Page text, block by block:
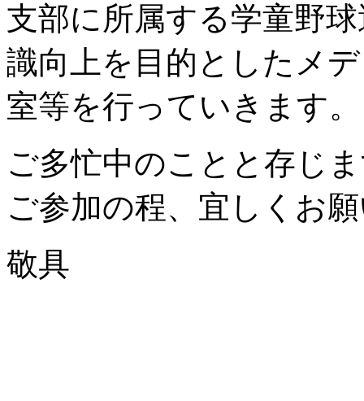
支部に所属する学童野
識向上を目的としたメ
室等を行っていきます。
ご多忙中のことと存じ
ご参加の程、宜しくお
敬具